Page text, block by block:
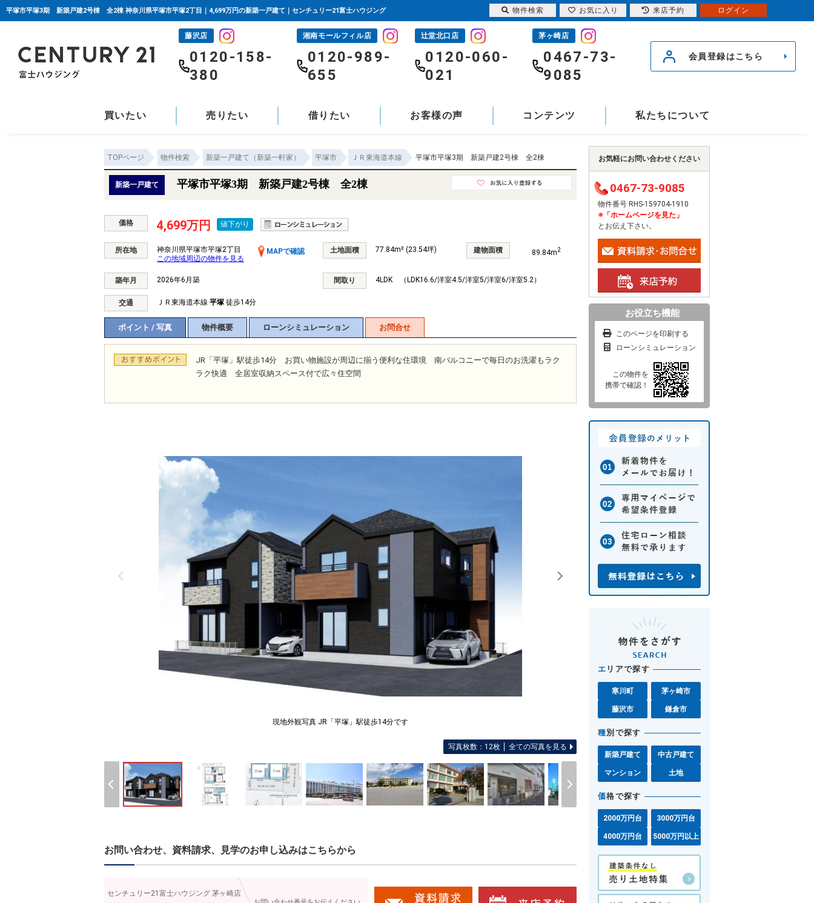
平塚市平塚3期 新築戸建2号棟 全2棟 神奈川県平塚市平塚2丁目｜4,699万円の新築一戸建て｜センチュリー21富士ハウジング
藤沢店
0120-158-
380
湘南モールフィル店
0120-989-
655
辻堂北口店
0120-060-
021
茅ヶ崎店
0467-73-
9085
会員登録はこちら
買いたい 売りたい 借りたい お客様の声 コンテンツ 私たちについて
TOPページ 物件検索 新築一戸建て（新築一軒家） 平塚市 ＪＲ東海道本線 平塚市平塚3期 新築戸建2号棟 全2棟
新築一戸建て 平塚市平塚3期 新築戸建2号棟 全2棟
価格 4,699万円 値下がり
所在地 神奈川県平塚市平塚2丁目
MAPで確認
この地域周辺の物件を見る
土地面積 77.84m² (23.54坪) 建物面積 89.84m2
築年月 2026年6月築 間取り 4LDK （LDK16.6/洋室4.5/洋室5/洋室6/洋室5.2）
交通 ＪＲ東海道本線 平塚 徒歩14分
ポイント / 写真 物件概要 ローンシミュレーション お問合せ
JR「平塚」駅徒歩14分 お買い物施設が周辺に揃う便利な住環境 南バルコニーで毎日のお洗濯もラク
ラク快適 全居室収納スペース付で広々住空間
現地外観写真 JR「平塚」駅徒歩14分です
写真枚数：12枚 全ての写真を見る
お問い合わせ、資料請求、見学のお申し込みはこちらから
センチュリー21富士ハウジング 茅ヶ崎店
お気軽にお問い合わせください
0467-73-9085
物件番号 RHS-159704-1910
※「ホームページを見た」
とお伝え下さい。
お役立ち機能
このページを印刷する
ローンシミュレーション
この物件を
携帯で確認！
エ リアで探す
寒川町 茅ヶ崎市
藤沢市 鎌倉市
種別で探す
新築戸建て 中古戸建て
マンション 土地
価格で探す
2000万円台 3000万円台
4000万円台 5000万円以上
物件検索 お気に入り 来店予約 ログイン